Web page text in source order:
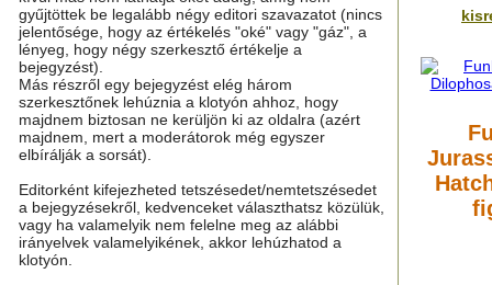
gyűjtöttek be legalább négy editori szavazatot (nincs
jelentősége, hogy az értékelés "oké" vagy "gáz", a
lényeg, hogy négy szerkesztő értékelje a
bejegyzést).
Más részről egy bejegyzést elég három
szerkesztőnek lehúznia a klotyón ahhoz, hogy
majdnem biztosan ne kerüljön ki az oldalra (azért
majdnem, mert a moderátorok még egyszer
elbírálják a sorsát).
Editorként kifejezheted tetszésedet/nemtetszésedet
a bejegyzésekről, kedvenceket választhatsz közülük,
vagy ha valamelyik nem felelne meg az alábbi
irányelvek valamelyikének, akkor lehúzhatod a
klotyón.